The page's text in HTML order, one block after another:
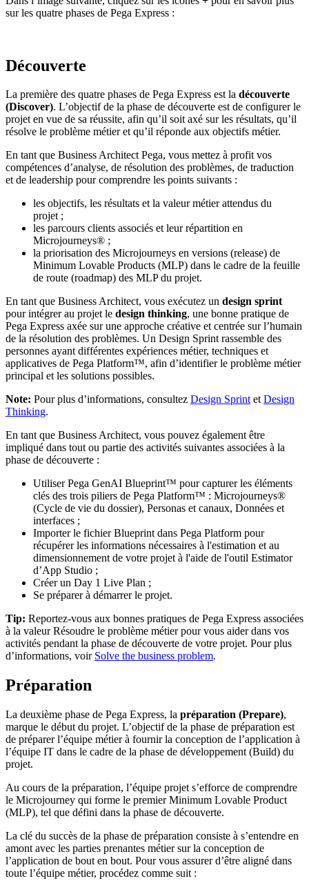
sur les quatre phases de Pega Express :
Découverte
La première des quatre phases de Pega Express est la découverte
(Discover). L’objectif de la phase de découverte est de configurer le
projet en vue de sa réussite, afin qu’il soit axé sur les résultats, qu’il
résolve le problème métier et qu’il réponde aux objectifs métier.
En tant que Business Architect Pega, vous mettez à profit vos
compétences d’analyse, de résolution des problèmes, de traduction
et de leadership pour comprendre les points suivants :
les objectifs, les résultats et la valeur métier attendus du
projet ;
les parcours clients associés et leur répartition en
Microjourneys® ;
la priorisation des Microjourneys en versions (release) de
Minimum Lovable Products (MLP) dans le cadre de la feuille
de route (roadmap) des MLP du projet.
En tant que Business Architect, vous exécutez un design sprint
pour intégrer au projet le design thinking, une bonne pratique de
Pega Express axée sur une approche créative et centrée sur l’humain
de la résolution des problèmes. Un Design Sprint rassemble des
personnes ayant différentes expériences métier, techniques et
applicatives de Pega Platform™, afin d’identifier le problème métier
principal et les solutions possibles.
Note: Pour plus d’informations, consultez Design SprintetDesign
Thinking.
En tant que Business Architect, vous pouvez également être
impliqué dans tout ou partie des activités suivantes associées à la
phase de découverte :
Utiliser Pega GenAI Blueprint™ pour capturer les éléments
clés des trois piliers de Pega Platform™ : Microjourneys®
(Cycle de vie du dossier), Personas et canaux, Données et
interfaces ;
Importer le fichier Blueprint dans Pega Platform pour
récupérer les informations nécessaires à l'estimation et au
dimensionnement de votre projet à l'aide de l'outil Estimator
d’App Studio ;
Créer un Day 1 Live Plan ;
Se préparer à démarrer le projet.
Tip: Reportez-vous aux bonnes pratiques de Pega Express associées
à la valeur Résoudre le problème métier pour vous aider dans vos
activités pendant la phase de découverte de votre projet. Pour plus
d’informations, voir Solve the business problem.
Préparation
La deuxième phase de Pega Express, la préparation (Prepare),
marque le début du projet. L’objectif de la phase de préparation est
de préparer l’équipe métier à fournir la conception de l’application à
l’équipe IT dans le cadre de la phase de développement (Build) du
projet.
Au cours de la préparation, l’équipe projet s’efforce de comprendre
le Microjourney qui forme le premier Minimum Lovable Product
(MLP), tel que défini dans la phase de découverte.
La clé du succès de la phase de préparation consiste à s’entendre en
amont avec les parties prenantes métier sur la conception de
l’application de bout en bout. Pour vous assurer d’être aligné dans
toute l’équipe métier, procédez comme suit :